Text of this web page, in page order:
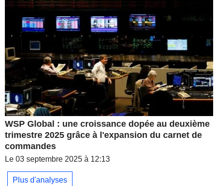
WSP Global : une croissance dopée au deuxième
trimestre 2025 grâce à l'expansion du carnet de
commandes
Le 03 septembre 2025 à 12:13
Plus d'analyses